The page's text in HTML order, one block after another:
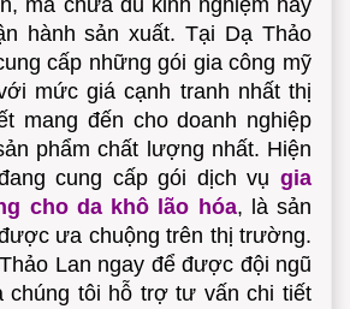
mà chưa đủ kinh nghiệm hay
hành sản xuất. Tại Dạ Thảo
cấp những gói gia công mỹ
mức giá cạnh tranh nhất thị
mang đến cho doanh nghiệp
phẩm chất lượng nhất. Hiện
cung cấp gói dịch vụ gia
cho da khô lão hóa, là sản
ưa chuộng trên thị trường.
Lan ngay để được đội ngũ
chúng tôi hỗ trợ tư vấn chi tiết